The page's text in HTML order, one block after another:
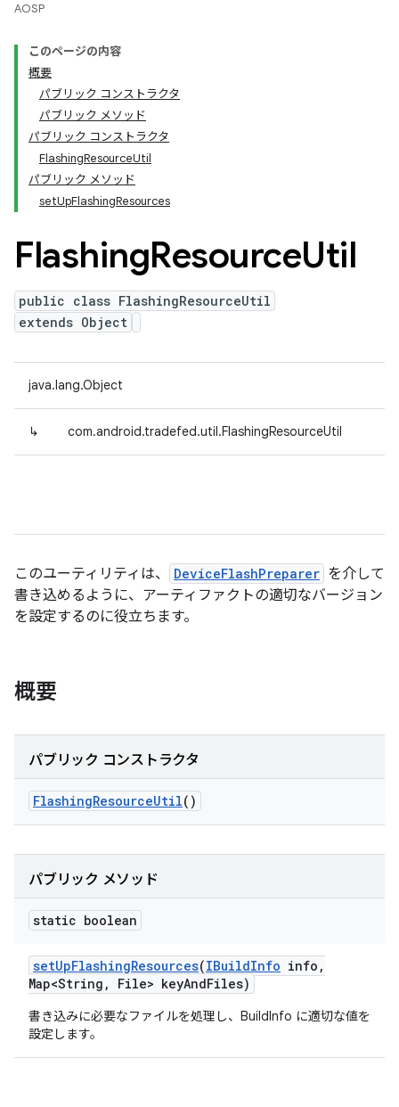
AOSP
このページの内容
概要
パブリック コンストラクタ
パブリック メソッド
パブリック コンストラクタ
FlashingResourceUtil
パブリック メソッド
setUpFlashingResources
FlashingResourceUtil
public class FlashingResourceUtil
extends Object
java.lang.Object
↳ com.android.tradefed.util.FlashingResourceUtil
このユーティリティは、 DeviceFlashPreparer を介して
書き込めるように、アーティファクトの適切なバージョン
を設定するのに役立ちます。
概要
パブリック コンストラクタ
FlashingResourceUtil()
パブリック メソッド
static boolean
setUpFlashingResources(IBuildInfo info ,
Map<String , File> keyAndFiles)
書き込みに必要なファイルを処理し、BuildInfo に適切な値を
設定します。